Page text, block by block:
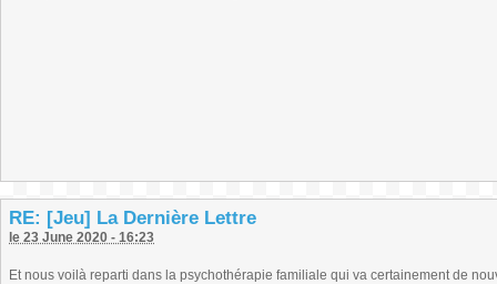
RE: [Jeu] La Dernière Lettre
le 23 June 2020 - 16:23
Et nous voilà reparti dans la psychothérapie familiale qui va certainement de